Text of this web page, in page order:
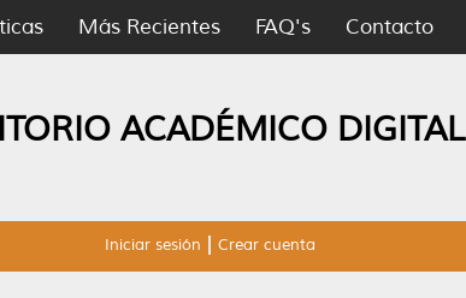
Más Recientes FAQ's Contacto
ACADÉMICO DIGITAL
Iniciar sesión Crear cuenta